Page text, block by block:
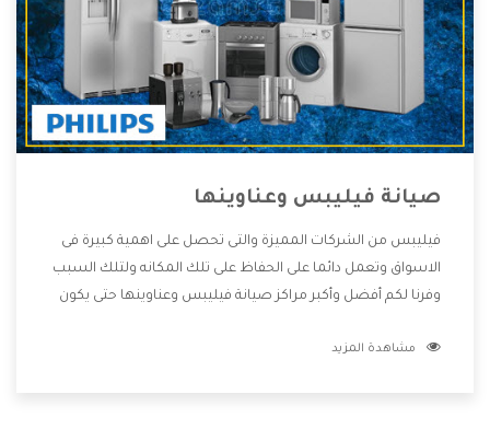
صيانة فيليبس وعناوينها
فيليبس من الشركات المميزة والتى تحصل على اهمية كبيرة فى
الاسواق وتعمل دائما على الحفاظ على تلك المكانه ولتلك السبب
وفرنا لكم أفضل وأكبر مراكز صيانة فيليبس وعناوينها حتى يكون
دون اى ازعاج كما أننا نهتم بكل ما يحتاجه المستهلك لكى نحافظ
مشاهدة المزيد